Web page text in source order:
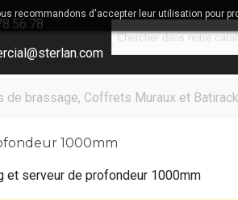
recommandons d'accepter leur utilisation pour
de brassage, Coffrets Muraux et
1000mm
et serveur de profondeur 1000mm